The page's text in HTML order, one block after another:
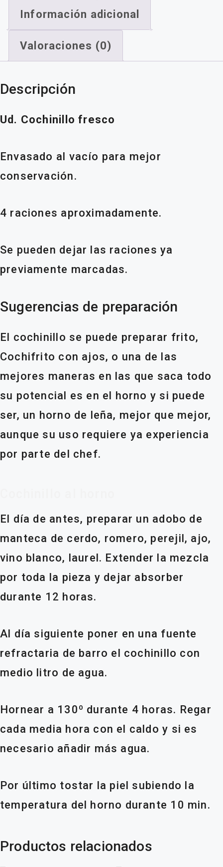
Información adicional
Valoraciones (0)
Descripción
Ud. Cochinillo fresco
Envasado al vacío para mejor
conservación.
4 raciones aproximadamente.
Se pueden dejar las raciones ya
previamente marcadas.
Sugerencias de preparación
El cochinillo se puede preparar frito,
Cochifrito con ajos, o una de las
mejores maneras en las que saca todo
su potencial es en el horno y si puede
ser, un horno de leña, mejor que mejor,
aunque su uso requiere ya experiencia
por parte del chef.
El día de antes, preparar un adobo de
manteca de cerdo, romero, perejil, ajo,
vino blanco, laurel. Extender la mezcla
por toda la pieza y dejar absorber
durante 12 horas.
Al día siguiente poner en una fuente
refractaria de barro el cochinillo con
medio litro de agua.
Hornear a 130º durante 4 horas. Regar
cada media hora con el caldo y si es
necesario añadir más agua.
Por último tostar la piel subiendo la
temperatura del horno durante 10 min.
Productos relacionados